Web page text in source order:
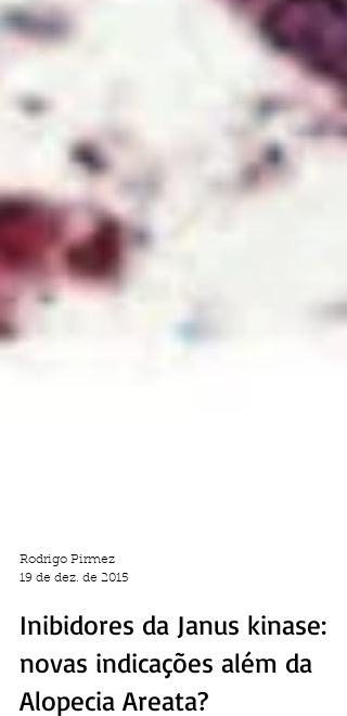
Rodrigo Pirmez
Inibidores da Janus kinase: